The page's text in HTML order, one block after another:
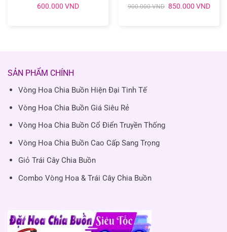
600.000 VND 900.000VND Giá
850.000 VNDGiá
SẢN PHẨM CHÍNH
Vòng Hoa Chia Buồn Hiện Đại Tinh Tế
Vòng Hoa Chia Buồn Giá Siêu Rẻ
Vòng Hoa Chia Buồn Cổ Điển Truyền Thống
Vòng Hoa Chia Buồn Cao Cấp Sang Trọng
Giỏ Trái Cây Chia Buồn
Combo Vòng Hoa & Trái Cây Chia Buồn